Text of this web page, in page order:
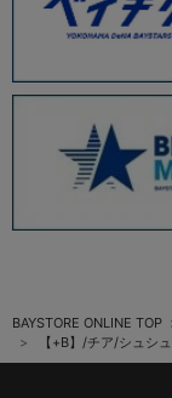
BAYSTORE ONLINE TOP
【+B】/チア/シュシュ